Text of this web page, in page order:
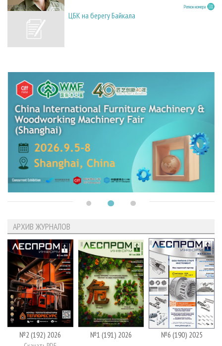
01.02.2013 Регион номера
ЦБК на берегу Байкала
АРХИВ ЖУРНАЛОВ
№2 (192) 2026 №1 (191) 2026 №6 (190) 2025